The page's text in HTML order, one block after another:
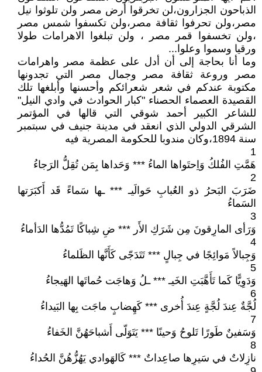
الذباحون الجزارون،لن تخرقوا أرض مصر ولن تلوثوا نيل
مصر،ولن تحرفوا ثقافة مصر،ولن تكسفوا شمس مصر
،ولن تخسفوا قمر مصر ، ولن تبلغوا الاهرامات طولا
ورقيا وسموا وعلوا...
وما أنا بحاجة إلى أن أدل على عظمة مصر واهرامات
مصر وروعة ثقافة مصر وجمال مصر التي تجدونها
مكتوبة عندكم في شعر شعرائكم وأحسنها وأبلغها تلك
القصيدة العصماء الحصناء "كبار الحوادث في وادي النيل"
للشاعر الكبير أحمد شوقي التي قالها في المؤتمر
الشرقي الدولي الذي انعقد في مدينة جنيف في سبتمبر
سنة 1894،وكان مندوبا للحكومة المصرية فيه
1
هَمَّتِ الفُلكُ وَاِحتَواها الماءُ *** وَحَداها بِمَن تُقِلُّ الرَجاءُ
2
ضَرَبَ البَحرُ ذو العُبابِ حَوالَيـ *** ـها سَماءً قَد أَكبَرَتها
السَماءُ
3
وَرَأى المارِقونَ مِن شَرَكِ الأَر *** ضِ شِباكًا تَمُدُّها الدَأماءُ
4
وَجِبالاً مَوائِجًا في جِبالٍ *** تَتَدَجّى كَأَنَّها الظَلماءُ
5
وَدَوِيًّا كَما تَأَهَّبَتِ الخَيـ *** ـلُ وَهاجَت حُماتَها الهَيجاءُ
6
لُجَّةٌ عِندَ لُجَّةٍ عِندَ أُخرى *** كَهِضابٍ ماجَت بِها البَيداءُ
7
وَسَفينٌ طَورًا تَلوحُ وَحينًا *** يَتَوَلّى أَشباحَهُنَّ الخَفاءُ
8
نازِلاتٌ في سَيرِها صاعِداتٌ *** كَالهَوادي يَهُزُّهُنَّ الحُداءُ